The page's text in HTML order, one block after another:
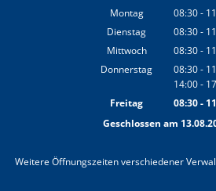
Montag 08:30-
Dienstag 08:30-
Mittwoch 08:30-
Donnerstag 08:30-
14:00-
Freitag 08:30-
Geschlossen am
Weitere Öffnungszeiten verschiedener